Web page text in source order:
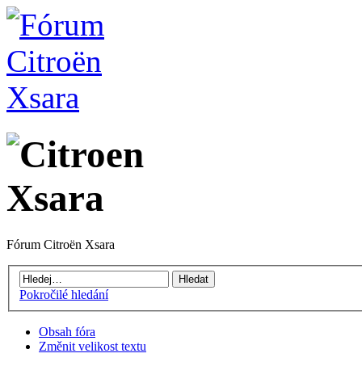
Fórum Citroën Xsara
Pokročilé hledání
Obsah fóra
Změnit velikost textu